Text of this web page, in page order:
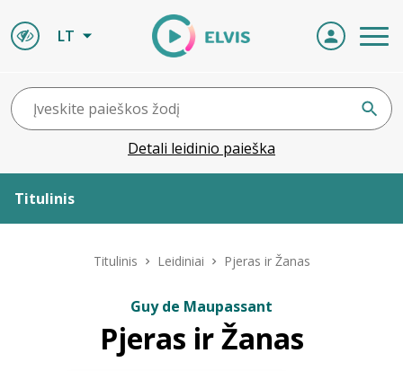
LT
Detali leidinio paieška
Titulinis
ELVIS atvyksta
Titulinis Leidiniai Pjeras ir Žanas
Guy de Maupassant
Pjeras ir Žanas